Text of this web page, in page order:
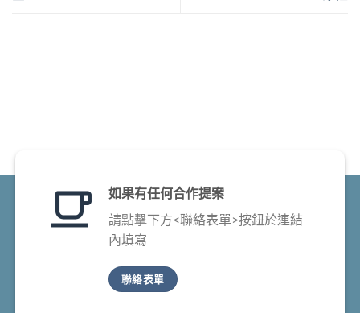
如果有任何合作提案
請點擊下方<聯絡表單>按鈕於連結
內填寫
聯絡表單